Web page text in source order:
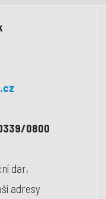
0800
dar,
adresy